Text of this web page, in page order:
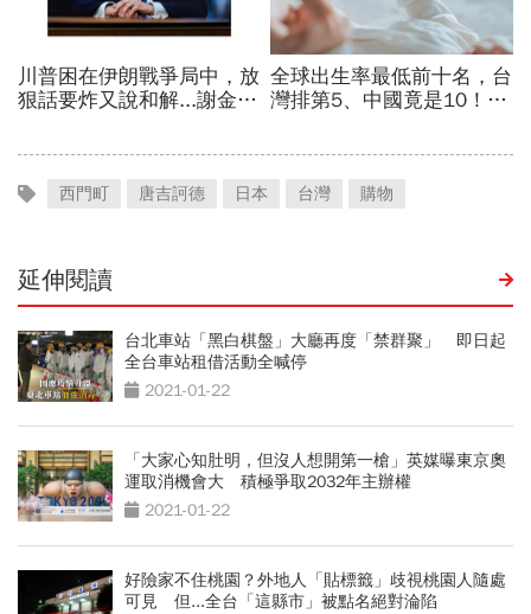
西門町 唐吉訶德 日本 台灣 購物
延伸閱讀
台北車站「黑白棋盤」大廳再度「禁群聚」 即日起
全台車站租借活動全喊停
2021-01-22
「大家心知肚明，但沒人想開第一槍」英媒曝東京奧
運取消機會大 積極爭取2032年主辦權
2021-01-22
好險家不住桃園？外地人「貼標籤」歧視桃園人隨處
可見 但...全台「這縣市」被點名絕對淪陷